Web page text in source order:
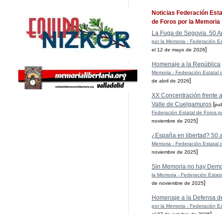
Noticias Federación
de Foros por la Memoria
La Fuga de Segovia. 50
por la Memoria - Federación
el 12 de mayo de 2026]
Homenaje a la República
Memoria - Federación Estatal
de abril de 2026]
XX Concentración frente
Valle de Cuelgamuros [
Federación Estatal de Foros
noviembre de 2025]
¿España en libertad? 50
Memoria - Federación Estatal
noviembre de 2025]
Sin Memoria no hay
la Memoria - Federación
de noviembre de 2025]
Homenaje a la Defensa
por la Memoria - Federación